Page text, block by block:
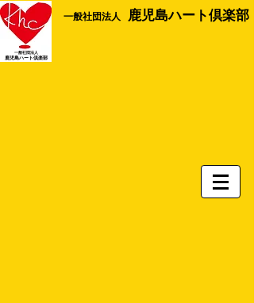
一般社団法人
​鹿児島ハート倶楽部
​一般社団法人 鹿児島ハート倶楽部